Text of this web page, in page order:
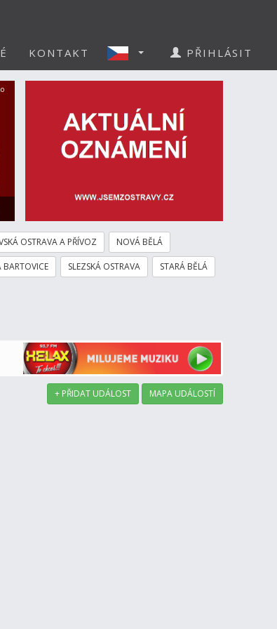
KONTAKT PŘIHLÁSIT
OSTRAVA A PŘÍVOZ NOVÁ BĚLÁ
BARTOVICE SLEZSKÁ OSTRAVA STARÁ BĚLÁ
+ PŘIDAT UDÁLOST MAPA UDÁLOSTÍ